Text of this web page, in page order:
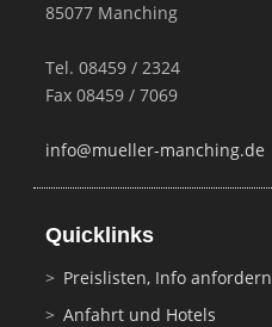
85077 Manching
Tel. 08459 / 2324
Fax 08459 / 7069
info@mueller-manching.de
Quicklinks
Preislisten, Info anfordern
Anfahrt und Hotels